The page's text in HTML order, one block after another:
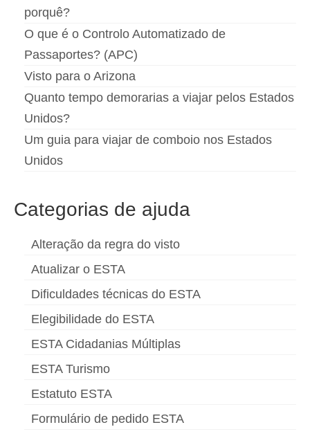
porquê?
O que é o Controlo Automatizado de
Passaportes? (APC)
Visto para o Arizona
Quanto tempo demorarias a viajar pelos Estados
Unidos?
Um guia para viajar de comboio nos Estados
Unidos
Categorias de ajuda
Alteração da regra do visto
Atualizar o ESTA
Dificuldades técnicas do ESTA
Elegibilidade do ESTA
ESTA Cidadanias Múltiplas
ESTA Turismo
Estatuto ESTA
Formulário de pedido ESTA